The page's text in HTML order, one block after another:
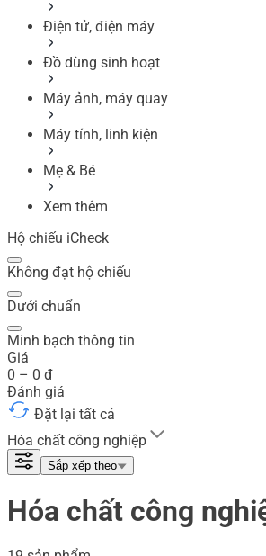
Điện tử, điện máy
Đồ dùng sinh hoạt
Máy ảnh, máy quay
Máy tính, linh kiện
Mẹ & Bé
Xem thêm
Hộ chiếu iCheck
Không đạt hộ chiếu
Dưới chuẩn
Minh bạch thông tin
Giá
0 – 0 đ
Đánh giá
Đặt lại tất cả
Hóa chất công nghiệp
Sắp xếp theo
Hóa chất công